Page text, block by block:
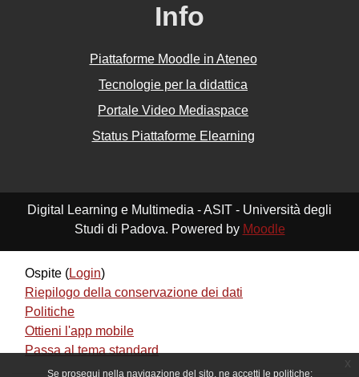
Se prosegui nella navigazione del sito, ne accetti le politiche:
Info
Piattaforme Moodle in Ateneo
Tecnologie per la didattica
Portale Video Mediaspace
Status Piattaforme Elearning
Digital Learning e Multimedia - ASIT - Università degli
Studi di Padova. Powered by Moodle
Ospite (Login)
Riepilogo della conservazione dei dati
Politiche
Ottieni l'app mobile
Passa al tema standard